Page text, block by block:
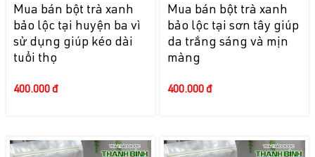
Mua bán bột trà xanh
bảo lộc tại huyện ba vì
sử dụng giúp kéo dài
tuổi thọ
400.000 đ
Mua bán bột trà xanh
bảo lộc tại sơn tây giúp
da trắng sáng và mịn
màng
400.000 đ